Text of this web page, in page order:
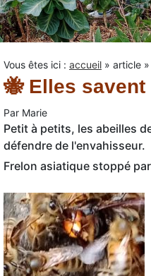
Vous êtes ici : accueil » article »
🐝 Elles
Par Marie
Petit à petits, les abeilles
défendre de l'envahisseur.
Frelon asiatique stoppé